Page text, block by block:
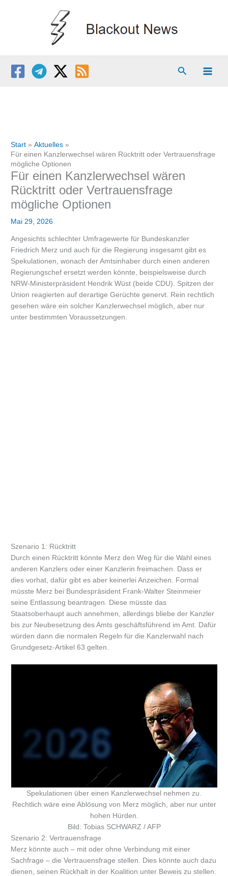
Suchen
Start
Aktuelles
Für einen Kanzlerwechsel wären Rücktritt oder Vertrauensfrage
mögliche Optionen
Für einen Kanzlerwechsel wären
Rücktritt oder Vertrauensfrage
mögliche Optionen
Mai 29, 2026
Angesichts schlechter Umfragewerte für Bundeskanzler
Friedrich Merz und auch für die Regierung insgesamt gibt es
Spekulationen, wonach der Amtsinhaber durch einen anderen
Regierungschef ersetzt werden könnte, beispielsweise durch
NRW-Ministerpräsident Hendrik Wüst (beide CDU). Spitzen der
Union reagierten auf derartige Gerüchte genervt. Rein rechtlich
gesehen wäre ein solcher Kanzlerwechsel möglich, aber nur
unter bestimmten Voraussetzungen.
Szenario 1: Rücktritt
Durch einen Rücktritt könnte Merz den Weg für die Wahl eines
anderen Kanzlers oder einer Kanzlerin freimachen. Dass er
dies vorhat, dafür gibt es aber keinerlei Anzeichen. Formal
müsste Merz bei Bundespräsident Frank-Walter Steinmeier
seine Entlassung beantragen. Diese müsste das
Staatsoberhaupt auch annehmen, allerdings bliebe der Kanzler
bis zur Neubesetzung des Amts geschäftsführend im Amt. Dafür
würden dann die normalen Regeln für die Kanzlerwahl nach
Grundgesetz-Artikel 63 gelten.
Spekulationen über einen Kanzlerwechsel nehmen zu.
Rechtlich wäre eine Ablösung von Merz möglich, aber nur unter
hohen Hürden.
Bild: Tobias SCHWARZ / AFP
Szenario 2: Vertrauensfrage
Merz könnte auch – mit oder ohne Verbindung mit einer
Sachfrage – die Vertrauensfrage stellen. Dies könnte auch dazu
dienen, seinen Rückhalt in der Koalition unter Beweis zu stellen.